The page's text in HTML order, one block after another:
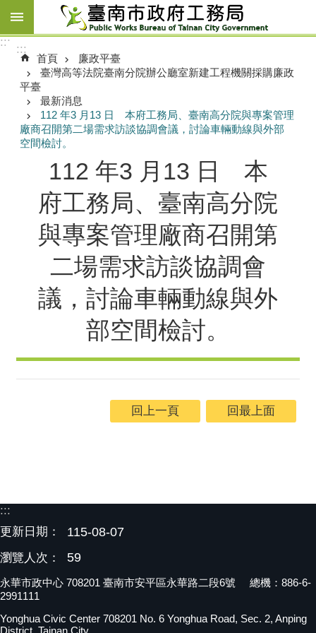
跳到主要內容區塊
:::
:::
首頁
廉政平臺
臺灣高等法院臺南分院辦公廳室新建工程機關採購廉政
平臺
最新消息
112 年3 月13 日 本府工務局、臺南高分院與專案管理
廠商召開第二場需求訪談協調會議，討論車輛動線與外部
空間檢討。
112 年3 月13 日 本
府工務局、臺南高分院
與專案管理廠商召開第
二場需求訪談協調會
議，討論車輛動線與外
部空間檢討。
回上一頁 回最上面
:::
更新日期：
115-08-07
瀏覽人次： 59
永華市政中心 708201 臺南市安平區永華路二段6號 總機：886-6-
2991111
Yonghua Civic Center 708201 No. 6 Yonghua Road, Sec. 2, Anping